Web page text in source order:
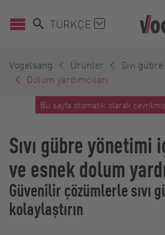
TÜRKÇE
Vogelsang Ürünler
Sıvı
Dolum yardımcıları
Bu sayfa otomatik olarak
Sıvı gübre
ve esnek dolum
Güvenilir çözümlerle sıvı
kolaylaştırın